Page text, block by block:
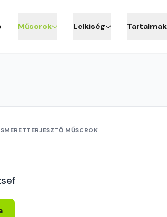
Műsorok Lelkiség Tartalmak
ISMERETTERJESZTŐ MŰSOROK